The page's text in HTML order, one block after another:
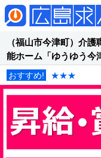
（福山市今津町）介
能ホーム「ゆうゆう今
おすすめ! ★★★